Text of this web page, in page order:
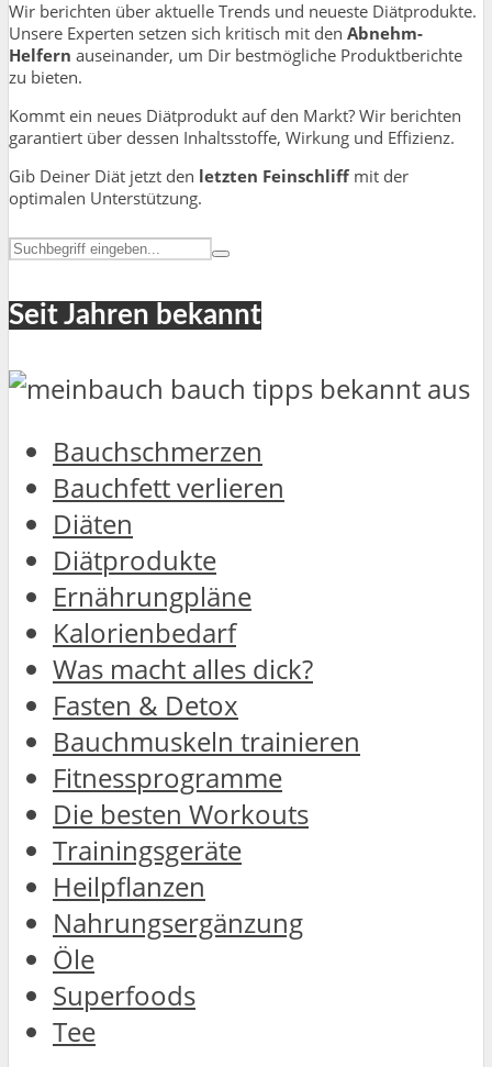
Wir berichten über aktuelle Trends und neueste Diätprodukte.
Unsere Experten setzen sich kritisch mit den Abnehm-
Helfern auseinander, um Dir bestmögliche Produktberichte
zu bieten.
Kommt ein neues Diätprodukt auf den Markt? Wir berichten
garantiert über dessen Inhaltsstoffe, Wirkung und Effizienz.
Gib Deiner Diät jetzt den letzten Feinschliffmit der
optimalen Unterstützung.
Seit Jahren bekannt
Bauchschmerzen
Bauchfett verlieren
Diäten
Diätprodukte
Ernährungpläne
Kalorienbedarf
Was macht alles dick?
Fasten & Detox
Bauchmuskeln trainieren
Fitnessprogramme
Die besten Workouts
Trainingsgeräte
Heilpflanzen
Nahrungsergänzung
Öle
Superfoods
Tee